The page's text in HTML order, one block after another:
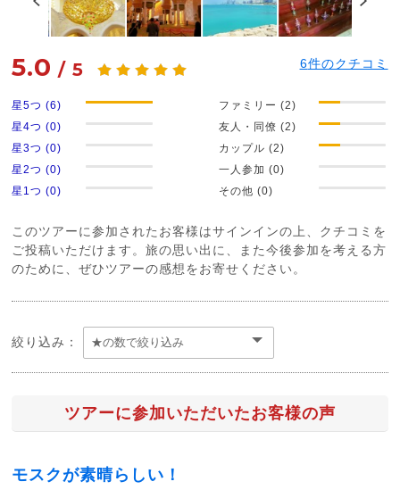
5.0 /5 6件のクチコミ
星5つ (6)
星4つ (0)
星3つ (0)
星2つ (0)
星1つ (0)
ファミリー (2)
友人・同僚 (2)
カップル (2)
一人参加 (0)
その他 (0)
このツアーに参加されたお客様はサインインの上、クチコミを
ご投稿いただけます。旅の思い出に、また今後参加を考える方
のために、ぜひツアーの感想をお寄せください。
絞り込み：
ツアーに参加いただいたお客様の声
モスクが素晴らしい！